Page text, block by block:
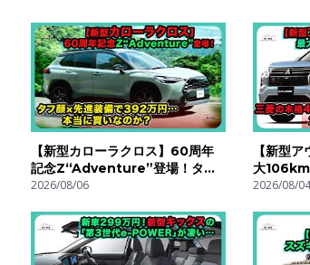
【新型カローラクロス】60周年
記念Z“Adventure”登場！タフ
顔×先進装備で392万円…本当に
ラ クロス
#toyotacorollacross
2026/08/06
【新型
大106km
4WDは
ランダ
2026/08/04